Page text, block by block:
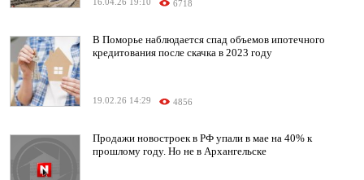
16.04.26 19:10 6718
В Поморье наблюдается спад объемов ипотечного
кредитования после скачка в 2023 году
19.02.26 14:29 4856
Продажи новостроек в РФ упали в мае на 40% к
прошлому году. Но не в Архангельске